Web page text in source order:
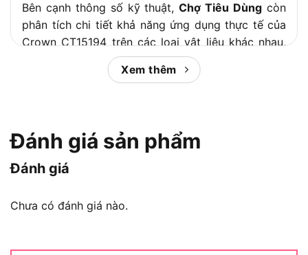
Bên cạnh thông số kỹ thuật,Chợ Tiêu Dùng còn
phân tích chi tiết khả năng ứng dụng thực tế của
Crown CT15194 trên các loại vật liệu khác nhau,
đánh giá tổng thể ưu nhược điểm để giúp bạn
quyết định có nên mua không, cũng như làm rõ sự
Nội dung chính:
Máy Gì?
machine) thuộc phân khúc máy công nghiệp hạng
Xem thêm
Đánh giá sản phẩm
Đánh giá
Chưa có đánh giá nào.